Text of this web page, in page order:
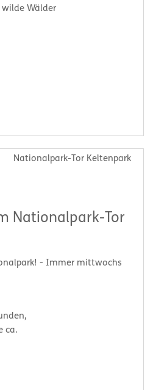
Wälder
Nationalpark-Tor Keltenpark
Nationalpark-Tor
- Immer mittwochs
ca.